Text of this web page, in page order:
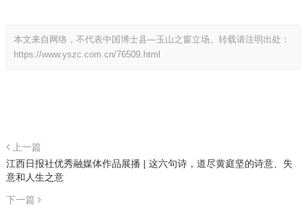
本文来自网络，不代表中国博士县—玉山之窗立场。转载请注明出处：
https://www.yszc.com.cn/76509.html
上一篇
江西日报社优秀融媒体作品展播 | 这六句诗，道尽黄庭坚的诗意、失
意和人生之意
下一篇